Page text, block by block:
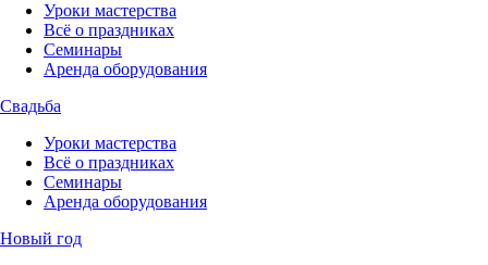
Уроки мастерства
Всё о праздниках
Семинары
Аренда оборудования
Свадьба
Уроки мастерства
Всё о праздниках
Семинары
Аренда оборудования
Новый год